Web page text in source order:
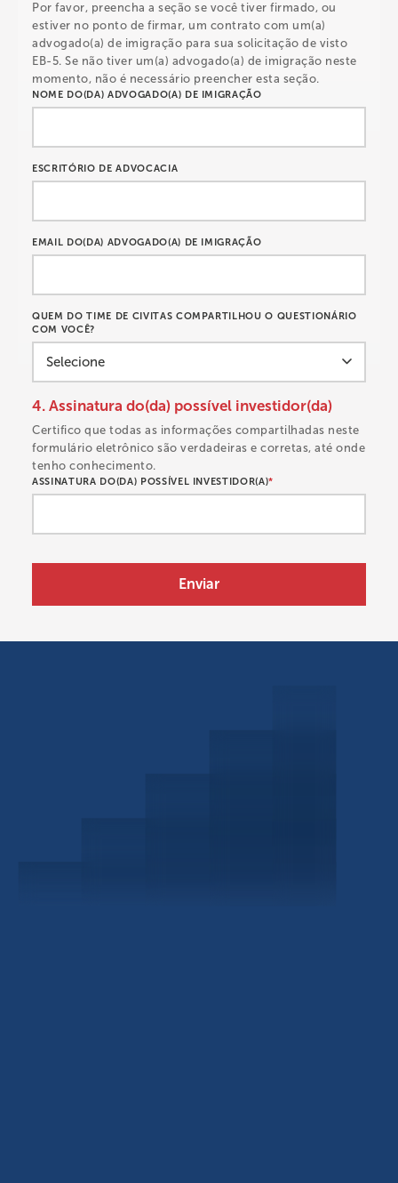
Por favor, preencha a seção se você tiver firmado, ou
estiver no ponto de firmar, um contrato com um(a)
advogado(a) de imigração para sua solicitação de visto
EB-5. Se não tiver um(a) advogado(a) de imigração neste
momento, não é necessário preencher esta seção.
NOME DO(DA) ADVOGADO(A) DE IMIGRAÇÃO
ESCRITÓRIO DE ADVOCACIA
EMAIL DO(DA) ADVOGADO(A) DE IMIGRAÇÃO
QUEM DO TIME DE CIVITAS COMPARTILHOU O QUESTIONÁRIO
COM VOCÊ?
4. Assinatura do(da) possível investidor(da)
Certifico que todas as informações compartilhadas neste
formulário eletrônico são verdadeiras e corretas, até onde
tenho conhecimento.
ASSINATURA DO(DA) POSSÍVEL INVESTIDOR(A)*